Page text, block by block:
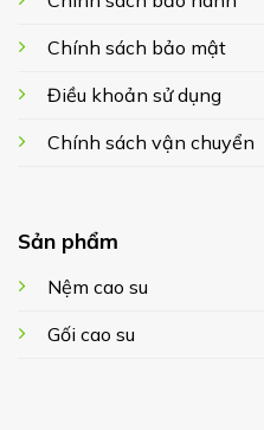
Chính sách bảo mật
Điều khoản sử dụng
Chính sách vận chuyển
Sản phẩm
Nệm cao su
Gối cao su